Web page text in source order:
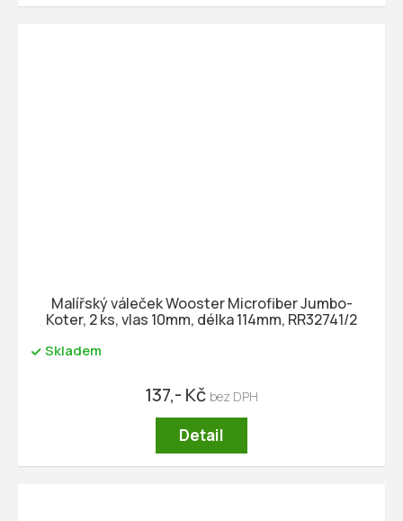
Malířský váleček Wooster Microfiber Jumbo-
Koter, 2 ks, vlas 10mm, délka 114mm, RR32741/2
Skladem
137,- Kč
Detail